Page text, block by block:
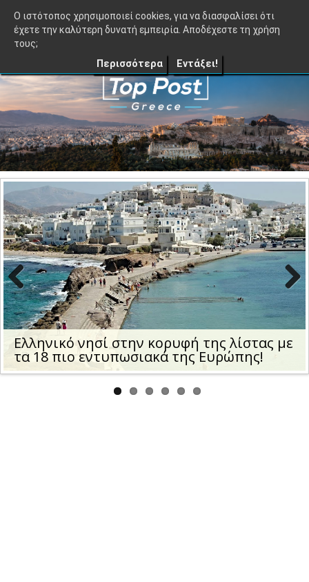
≡ TopPost.gr |
Ελληνικό νησί στην κορυφή της λίστας με
τα 18 πιο εντυπωσιακά της Ευρώπης!
Previo
us
Next
O ιστότοπος χρησιμοποιεί cookies, για να διασφαλίσει ότι
έχετε την καλύτερη δυνατή εμπειρία. Αποδέχεστε τη χρήση
τους;
Περισσότερα Εντάξει!